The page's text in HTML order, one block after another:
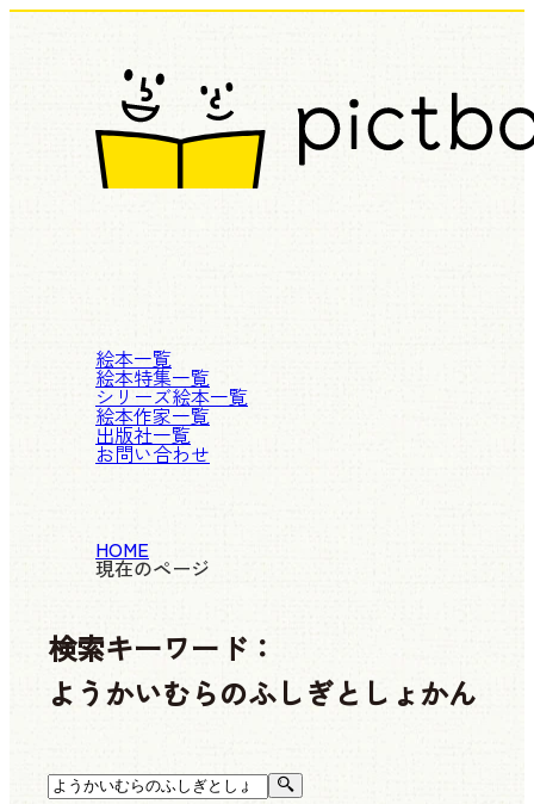
絵本一覧
絵本特集一覧
シリーズ絵本一覧
絵本作家一覧
出版社一覧
お問い合わせ
HOME
現在のページ
検索キーワード：
ようかいむらのふしぎとしょかん